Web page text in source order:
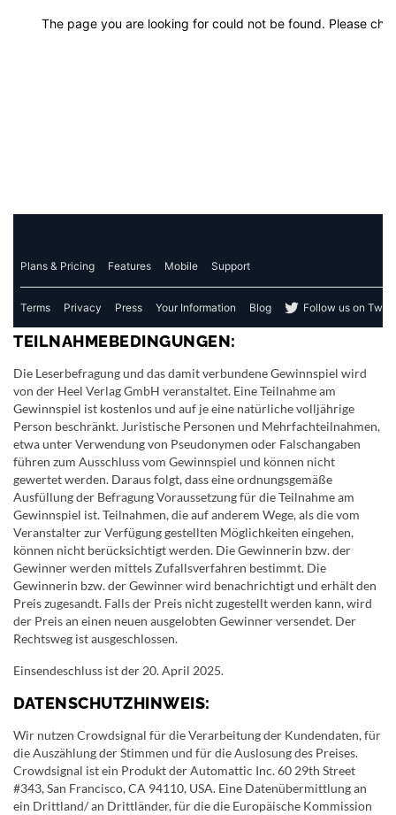
TEILNAHMEBEDINGUNGEN:
Die Leserbefragung und das damit verbundene Gewinnspiel wird
von der Heel Verlag GmbH veranstaltet. Eine Teilnahme am
Gewinnspiel ist kostenlos und auf je eine natürliche volljährige
Person beschränkt. Juristische Personen und Mehrfachteilnahmen,
etwa unter Verwendung von Pseudonymen oder Falschangaben
führen zum Ausschluss vom Gewinnspiel und können nicht
gewertet werden. Daraus folgt, dass eine ordnungsgemäße
Ausfüllung der Befragung Voraussetzung für die Teilnahme am
Gewinnspiel ist. Teilnahmen, die auf anderem Wege, als die vom
Veranstalter zur Verfügung gestellten Möglichkeiten eingehen,
können nicht berücksichtigt werden. Die Gewinnerin bzw. der
Gewinner werden mittels Zufallsverfahren bestimmt. Die
Gewinnerin bzw. der Gewinner wird benachrichtigt und erhält den
Preis zugesandt. Falls der Preis nicht zugestellt werden kann, wird
der Preis an einen neuen ausgelobten Gewinner versendet. Der
Rechtsweg ist ausgeschlossen.
Einsendeschluss ist der 20. April 2025.
DATENSCHUTZHINWEIS:
Wir nutzen Crowdsignal für die Verarbeitung der Kundendaten, für
die Auszählung der Stimmen und für die Auslosung des Preises.
Crowdsignal ist ein Produkt der Automattic Inc. 60 29th Street
#343, San Francisco, CA 94110, USA. Eine Datenübermittlung an
ein Drittland/ an Drittländer, für die die Europäische Kommission